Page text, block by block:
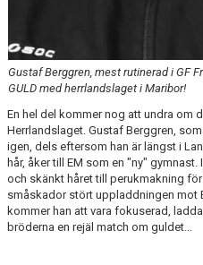
Gustaf Berggren, mest rutinerad i GF
GULD med herrlandslaget i Maribor!
En hel del kommer nog att undra om
Herrlandslaget. Gustaf Berggren,
igen, dels eftersom han är längst i
hår, åker till EM som en "ny"
och skänkt håret till perukmakning för
småskador stört uppladdningen mot
kommer han att vara fokuserad,
bröderna en rejäl match om guldet...